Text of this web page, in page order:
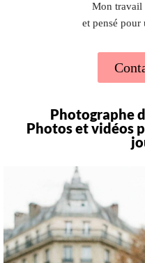
Mon travail
et pensé pour
Photographe
Photos et vidéos